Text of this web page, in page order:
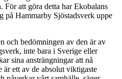
För att göra detta har Ekobalans
på Hammarby Sjöstadsverk uppe
och bedömningen av den är av
inte bara i Sverige eller
sina ansträngningar att nå
ett av de absolut viktigaste